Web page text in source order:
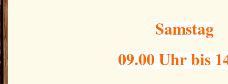
Samstag
09.00 Uhr bis